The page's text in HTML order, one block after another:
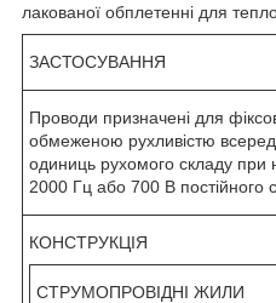
лакованої обплетенні для
ЗАСТОСУВАННЯ
Проводи призначені для
обмеженою рухливістю
одиниць рухомого складу при
2000 Гц або 700 В постійного
КОНСТРУКЦІЯ
СТРУМОПРОВІДНІ ЖИЛИ